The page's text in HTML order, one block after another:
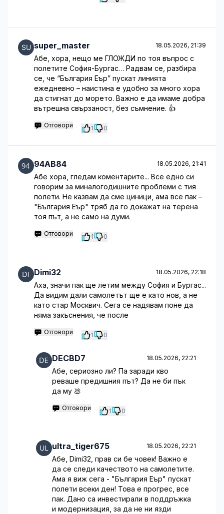
super_master 18.05.2026, 21:39
Абе, хора, нещо ме ГЛОЖДИ по тоя въпрос с
полетите София-Бургас… Радвам се, разбира
се, че “България Еър” пускат линията
ежедневно – наистина е удобно за много хора
да стигнат до морето. Важно е да имаме добра
вътрешна свързаност, без съмнение. 👍
Отговори 1 0
94AB84 18.05.2026, 21:41
Абе хора, гледам коментарите... Все едно си
говорим за миналогодишните проблеми с тия
полети. Не казвам да сме циници, ама все пак –
"България Еър" тряб да го докажат на терена
тоя път, а не само на думи.
Отговори 1 0
Dimi32 18.05.2026, 22:18
Аха, значи пак ще летим между София и Бургас...
Да видим дали самолетът ще е като нов, а не
като стар Москвич. Сега се надявам поне да
няма закъснения, че после
Отговори 1 0
DECBD7 18.05.2026, 22:21
Абе, сериозно ли? Па зарaди кво
реваше предишния път? Да не би пък
да му 💩
Отговори 1 0
ultra_tiger675 18.05.2026, 22:21
Абе, Dimi32, прав си бе човек! Важно е
да се следи качеството на самолетите.
Ама я виж сега - "България Еър" пускат
полети всеки ден! Това е прогрес, все
пак. Дано са инвестирали в поддръжка
и модернизация, за да не ни язди